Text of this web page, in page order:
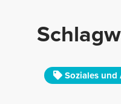
Soziales und